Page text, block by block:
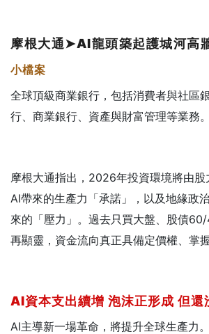
摩根大通➤AI龍頭築起護城河高
小檔案
全球頂級商業銀行，包括消費者與社區
行、商業銀行、資產與財富管理等業務。
摩根大通指出，2026年投資環境將由
AI帶來的生產力「承諾」，以及地緣政
來的「壓力」。過去只買大盤、股債
再顯靈，資金流向真正具備定價權、掌
AI資本支出續增 泡沫正形成 但還
AI主導新一場革命，將提升全球生產力